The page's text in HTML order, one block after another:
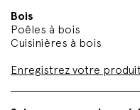
Bois
Poêles à bois
Cuisinières à bois
Enregistrez votre